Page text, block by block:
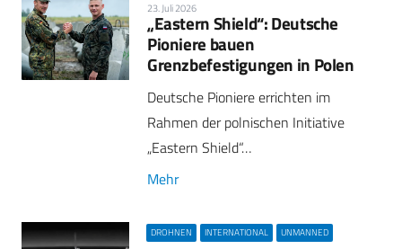
23. Juli 2026
„Eastern Shield“: Deutsche
Pioniere bauen
Grenzbefestigungen in Polen
Deutsche Pioniere errichten im
Rahmen der polnischen Initiative
„Eastern Shield“…
Mehr
DROHNEN INTERNATIONAL UNMANNED